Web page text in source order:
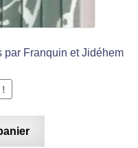
par Franquin et Jidéhem
!